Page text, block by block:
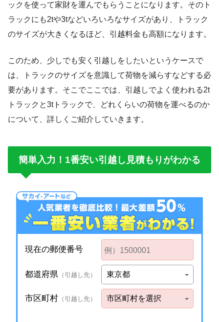
ックを使って家財を運んでもらうことになります。そのト
ラックにも2tや3tなどいろいろなサイズがあり、トラック
のサイズが大きくなるほど、引越料金も高額になります。
このため、少しでも安く引越しをしたいというケースで
は、トラックのサイズを意識して荷物を減らすなどする必
要があります。そこでここでは、引越しでよく使われる2t
トラックと3tトラックで、どれくらいの荷物を運べるのか
について、詳しくご紹介していきます。
簡単入力！1番安い引越し見積もりがわかる